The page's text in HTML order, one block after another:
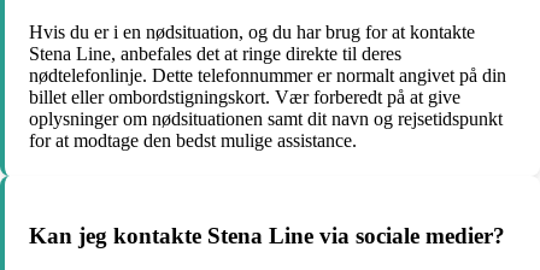
Hvis du er i en nødsituation, og du har brug for at kontakte
Stena Line, anbefales det at ringe direkte til deres
nødtelefonlinje. Dette telefonnummer er normalt angivet på din
billet eller ombordstigningskort. Vær forberedt på at give
oplysninger om nødsituationen samt dit navn og rejsetidspunkt
for at modtage den bedst mulige assistance.
Kan jeg kontakte Stena Line via sociale medier?